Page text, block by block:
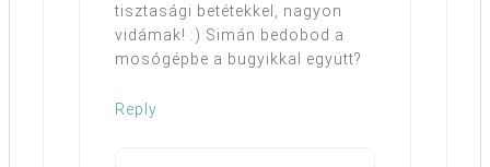
tisztasági betétekkel, nagyon
vidámak! :) Simán bedobod a
mosógépbe a bugyikkal együtt?
Reply